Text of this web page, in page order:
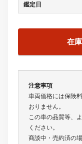
鑑定日
在
注意事項
車両価格には保険
おりません。
この車の品質等、
ください。
商談中・売約済の